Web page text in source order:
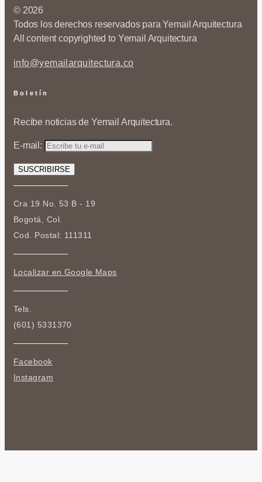
© 2026
Todos los derechos reservados para Yemail Arquitectura
All content copyrighted to Yemail Arquitectura
info@yemailarquitectura.co
Boletín
Recibe noticias de Yemail Arquitectura.
E-mail:
Cra 19 No. 53 B - 19
Bogotá, Col.
Cod. Postal: 111311
Localizar en Google Maps
Tels.
(601) 5331370
Facebook
Instagram